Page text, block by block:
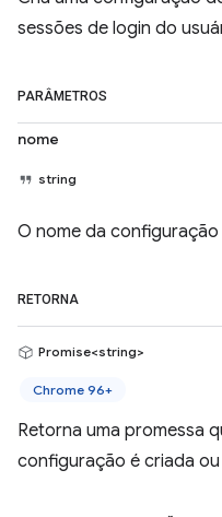
sessões de login do
PARÂMETROS
nome
string
O nome da configuração
RETORNA
Promise<string>
Chrome 96+
Retorna uma promessa
configuração é criada